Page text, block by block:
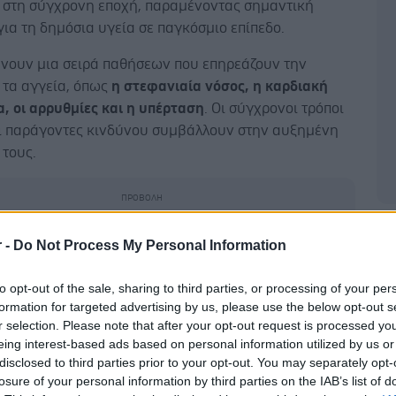
- Do Not Process My Personal Information
opt-out of the sale, sharing to third parties, or processing of your
for targeted advertising by us, please use the below opt-out
selection. Please note that after your opt-out request is processed
interest-based ads based on personal information utilized by us
to third parties prior to your opt-out. You may separately
of your personal information by third parties on the IAB’s list of
σύγχρονη εποχή, παραμένοντας σημαντική
τη δημόσια υγεία σε παγκόσμιο επίπεδο.
μια σειρά παθήσεων που επηρεάζουν την
τα αγγεία, όπως η στεφανιαία νόσος, η καρδιακή
οι αρρυθμίες και η υπέρταση . Οι σύγχρονοι τρόποι
παράγοντες κινδύνου συμβάλλουν στην αυξημένη
πρόοδο στη θεραπευτική αντιμετώπιση των
υπολειπόμενος κίνδυνος κατά την χρόνια
παθήσεων, όπως τα οξέα και χρόνια στεφανιαία
η καρδιακή ανεπάρκεια.
παράγοντες, όπως η ηχορύπανση και η